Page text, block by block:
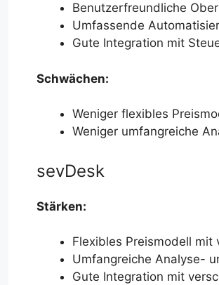
Benutzerfreundliche
Umfassende
Gute Integration mit
Schwächen:
Weniger flexibles
Weniger umfangreiche
sevDesk
Stärken:
Flexibles Preismodell mit
Umfangreiche Analyse-
Gute Integration mit